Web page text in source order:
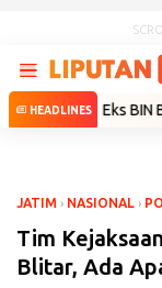
HEADLINES
• Eks BIN
JATIM › NASIONAL ›
Tim
Blitar, Ada